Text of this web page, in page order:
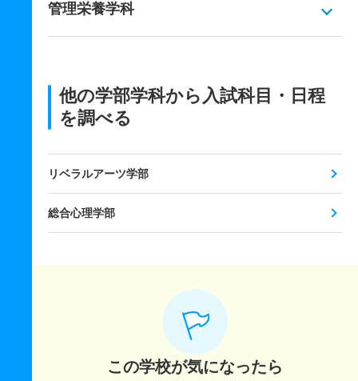
管理栄養学科
他の学部学科から入試科目・日程
を調べる
リベラルアーツ学部
総合心理学部
この学校が気になったら